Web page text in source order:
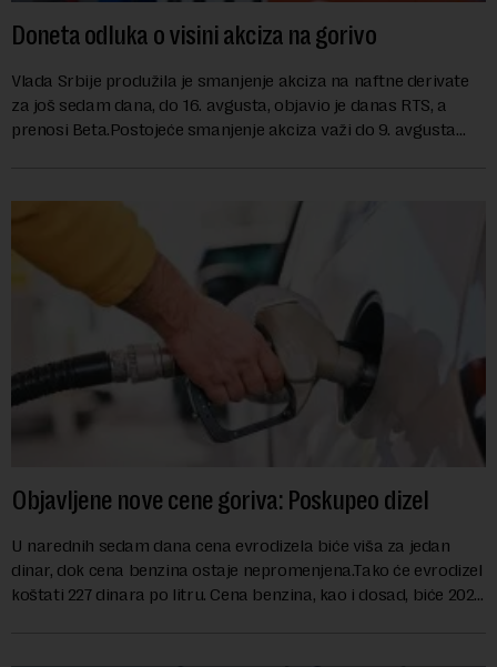
Doneta odluka o visini akciza na gorivo
Vlada Srbije produžila je smanjenje akciza na naftne derivate
za još sedam dana, do 16. avgusta, objavio je danas RTS, a
prenosi Beta.Postojeće smanjenje akciza važi do 9. avgusta
Objavljene nove cene goriva: Poskupeo dizel
U narednih sedam dana cena evrodizela biće viša za jedan
dinar, dok cena benzina ostaje nepromenjena.Tako će evrodizel
koštati 227 dinara po litru. Cena benzina, kao i dosad, biće 202